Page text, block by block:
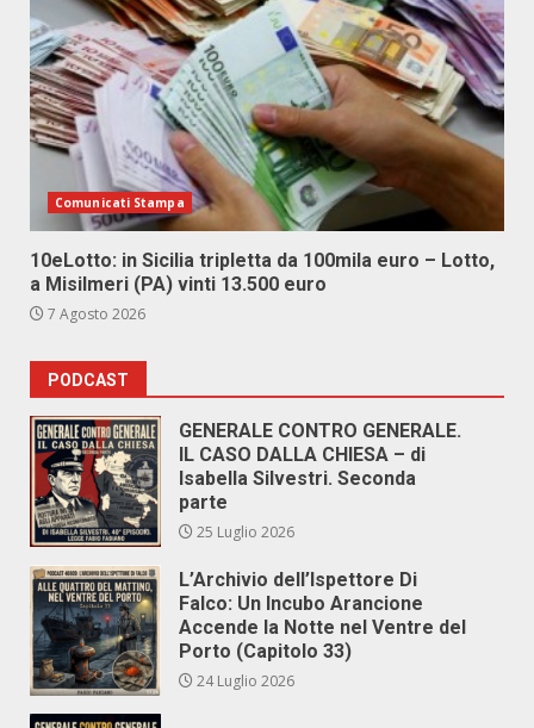
Comunicati Stampa
10eLotto: in Sicilia tripletta da 100mila euro – Lotto,
a Misilmeri (PA) vinti 13.500 euro
7 Agosto 2026
PODCAST
GENERALE CONTRO GENERALE.
IL CASO DALLA CHIESA – di
Isabella Silvestri. Seconda
parte
25 Luglio 2026
L’Archivio dell’Ispettore Di
Falco: Un Incubo Arancione
Accende la Notte nel Ventre del
Porto (Capitolo 33)
24 Luglio 2026